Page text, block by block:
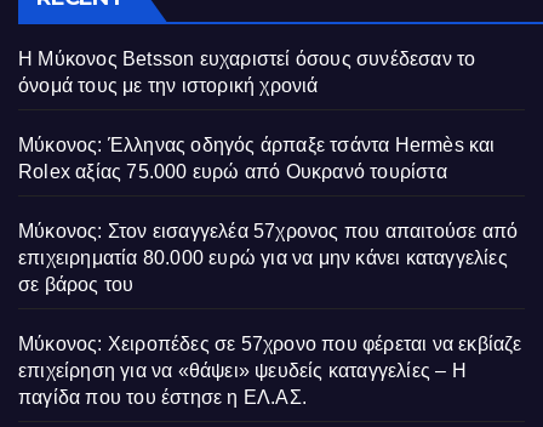
Η Μύκονος Betsson ευχαριστεί όσους συνέδεσαν το
όνομά τους με την ιστορική χρονιά
Μύκονος: Έλληνας οδηγός άρπαξε τσάντα Hermès και
Rolex αξίας 75.000 ευρώ από Ουκρανό τουρίστα
Μύκονος: Στον εισαγγελέα 57χρονος που απαιτούσε από
επιχειρηματία 80.000 ευρώ για να μην κάνει καταγγελίες
σε βάρος του
Μύκονος: Χειροπέδες σε 57χρονο που φέρεται να εκβίαζε
επιχείρηση για να «θάψει» ψευδείς καταγγελίες – Η
παγίδα που του έστησε η ΕΛ.ΑΣ.